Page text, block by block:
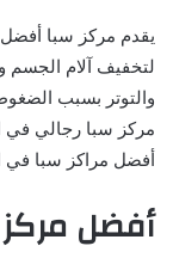
يقدم مركز سبا أفضل
لتخفيف آلام الجسم
والتوتر بسبب
مركز سبا رجالي
أفضل مراكز سبا في
أفضل